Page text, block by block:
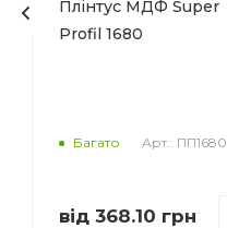
Плінтус МДФ Super
Profil 1680
Багато Арт.: ПП1680
від 368.10 грн